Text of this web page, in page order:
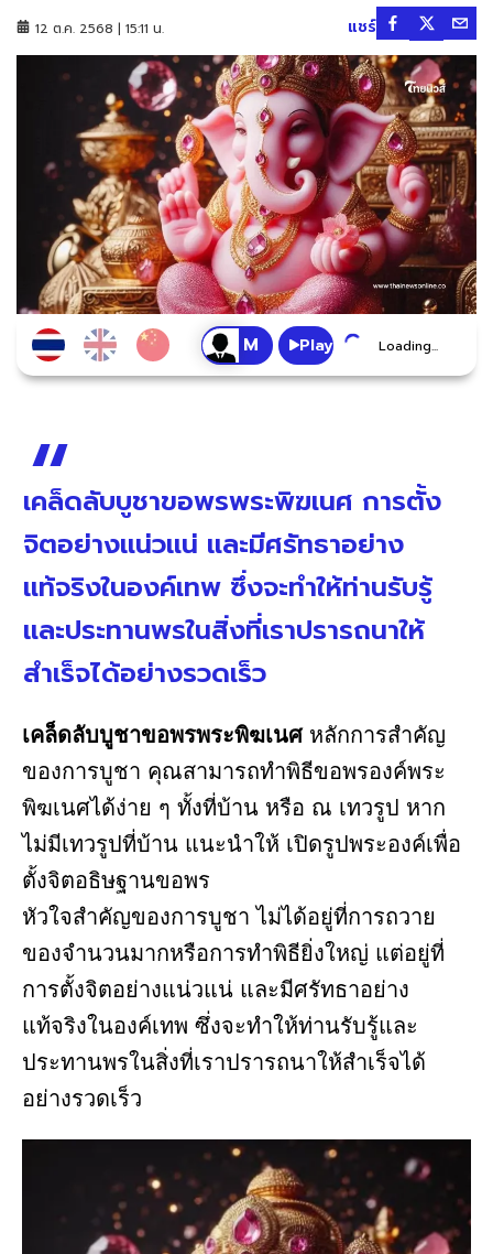
12 ต.ค. 2568 | 15:11 น. แชร์
Play Loading...
เคล็ดลับบูชาขอพรพระพิฆเนศ การตั้ง
จิตอย่างแน่วแน่ และมีศรัทธาอย่าง
แท้จริงในองค์เทพ ซึ่งจะทำให้ท่านรับรู้
และประทานพรในสิ่งที่เราปรารถนาให้
สำเร็จได้อย่างรวดเร็ว
เคล็ดลับบูชาขอพรพระพิฆเนศหลักการสำคัญ
ของการบูชา คุณสามารถทำพิธีขอพรองค์พระ
พิฆเนศได้ง่าย ๆ ทั้งที่บ้าน หรือ ณ เทวรูป หาก
ไม่มีเทวรูปที่บ้าน แนะนำให้ เปิดรูปพระองค์เพื่อ
ตั้งจิตอธิษฐานขอพร
หัวใจสำคัญของการบูชา ไม่ได้อยู่ที่การถวาย
ของจำนวนมากหรือการทำพิธียิ่งใหญ่ แต่อยู่ที่
การตั้งจิตอย่างแน่วแน่ และมีศรัทธาอย่าง
แท้จริงในองค์เทพ ซึ่งจะทำให้ท่านรับรู้และ
ประทานพรในสิ่งที่เราปรารถนาให้สำเร็จได้
อย่างรวดเร็ว